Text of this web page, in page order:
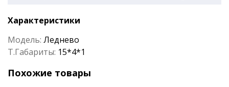
Характеристики
Модель: Леднево
Т.Габариты: 15*4*1
Похожие товары